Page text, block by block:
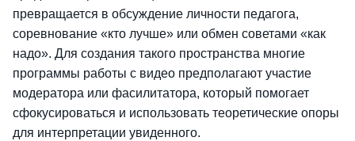
превращается в обсуждение личности педагога,
соревнование «кто лучше» или обмен советами «как
надо». Для создания такого пространства многие
программы работы с видео предполагают участие
модератора или фасилитатора, который помогает
сфокусироваться и использовать теоретические опоры
для интерпретации увиденного.